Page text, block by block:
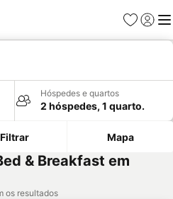
Favoritos
Iniciar
Hóspedes e quartos
2 hóspedes, 1 quarto.
Filtrar Mapa
& Breakfast em
os resultados